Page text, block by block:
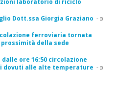
laboratorio di riciclo
Dott.ssa Giorgia Graziano - (0
ferroviaria tornata
della sede
ore 16:50 circolazione
dovuti alle alte temperature - (0